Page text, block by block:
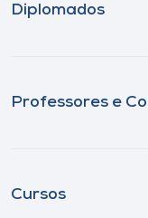
Diplomados
Professores e
Cursos